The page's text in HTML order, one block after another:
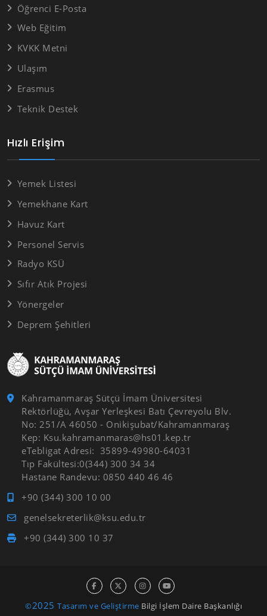
Kahramanmaraş Sütçü İmam Üniversitesi
Rektörlüğü, Avşar Yerleşkesi Batı Çevreyolu Blv.
No: 251/A 46050 - Onikişubat/Kahramanmaraş
Kep: Ksu.kahramanmaras@hs01.kep.tr
eTebligat Adresi: 35899-49980-64031
Tıp Fakültesi:0(344) 300 34 34
Hastane Randevu: 0850 440 46 46
+90 (344) 300 10 00
genelsekreterlik@ksu.edu.tr
+90 (344) 300 10 37
Hızlı Erişim
Yemek Listesi
Yemekhane Kart
Havuz Kart
Personel Servis
Radyo KSÜ
Sıfır Atık Projesi
Yönergeler
Deprem Şehitleri
Öğrenci E-Posta
Web Eğitim
KVKK Metni
Ulaşım
Erasmus
Teknik Destek
©2025 Tasarım ve Geliştirme Bilgi İşlem Daire Başkanlığı